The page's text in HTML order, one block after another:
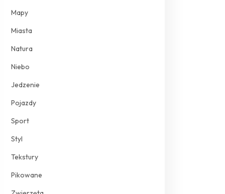
Mapy
Miasta
Natura
Niebo
Jedzenie
Pojazdy
Sport
Styl
Tekstury
Pikowane